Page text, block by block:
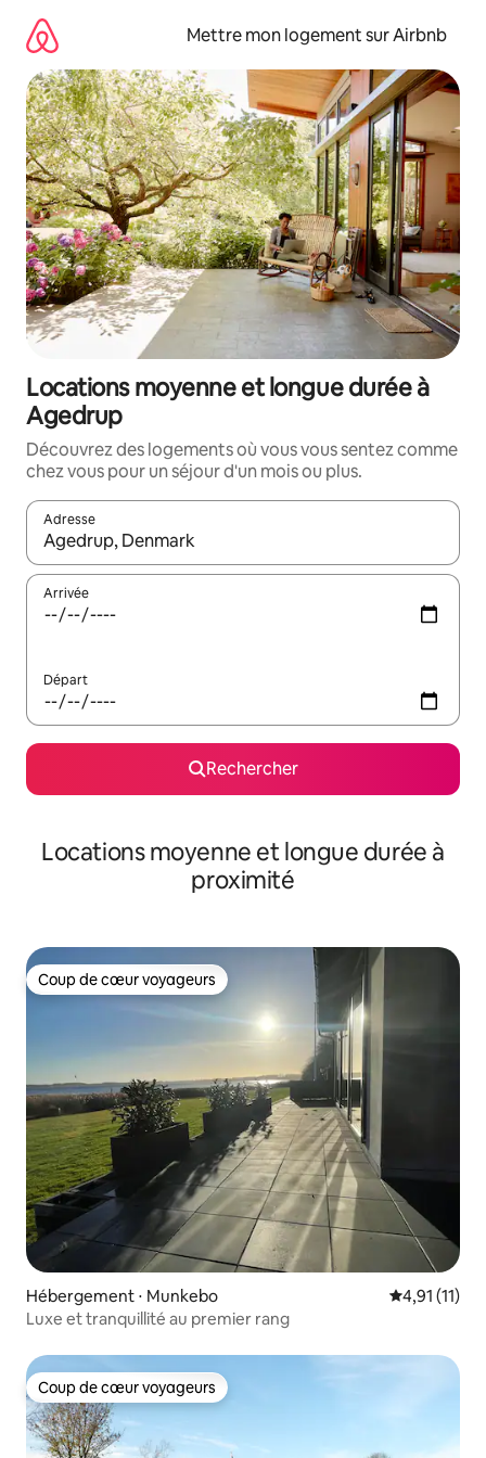
directement
contenu
Mettre mon logement sur Airbnb
Locations moyenne et longue durée à
Agedrup
Découvrez des logements où vous vous sentez comme
chez vous pour un séjour d'un mois ou plus.
Adresse
Lorsque les résultats s'affichent, utilisez les flèches vers le
Arrivée
Départ
Rechercher
Locations moyenne et longue durée à
proximité
Coup de cœur voyageurs
Coup de cœur voyageurs
Hébergement ⋅ Munkebo Évaluation
4,91 (11)
Luxe et tranquillité au premier rang
Coup de cœur voyageurs
Coup de cœur voyageurs